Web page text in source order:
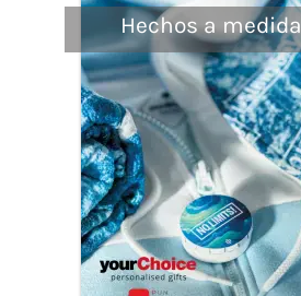
Hechos a medida